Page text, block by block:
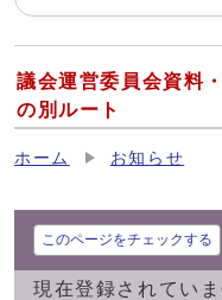
議会運営委員会資料
の別ルート
ホーム お知らせ
このページをチェックする
現在登録されていま